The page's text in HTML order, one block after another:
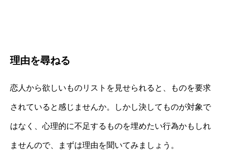
理由を尋ねる
恋人から欲しいものリストを見せられると、ものを要求
されていると感じませんか。しかし決してものが対象で
はなく、心理的に不足するものを埋めたい行為かもしれ
ませんので、まずは理由を聞いてみましょう。